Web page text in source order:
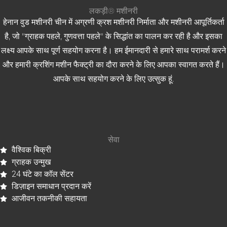
लकड़ी® मशीनरी
हेनान वुड मशीनरी चीन में अग्रणी क्रश मशीनरी निर्माता और मशीनरी आपूर्तिकर्ता
है, जो "ग्राहक पहले, गुणवत्ता पहले" के सिद्धांत का पालन कर रही है और इसका
लक्ष्य आपके साथ पूर्ण सहयोग करना है। हम ईमानदारी से हमारे साथ परामर्श करने
और हमारी क्रशिंग मशीन फैक्ट्री का दौरा करने के लिए आपका स्वागत करते हैं।
आपके साथ सहयोग करने के लिए उत्सुक हूं.
सेवा
वैश्विक बिक्री
ग्राहक उन्मुख
24 घंटे का कॉल सेंटर
डिज़ाइन समाधान प्रदान करें
आजीवन तकनीकी सहायता